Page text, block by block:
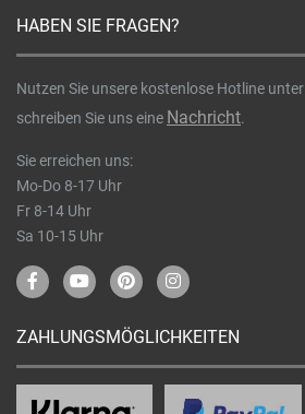
HABEN SIE FRAGEN?
Nutzen Sie unsere kostenlose Hotline unter
schreiben Sie uns eine Nachricht.
Sie erreichen uns:
Mo-Do 8-17 Uhr
Fr 8-14 Uhr
Sa 10-15 Uhr
ZAHLUNGSMÖGLICHKEITEN